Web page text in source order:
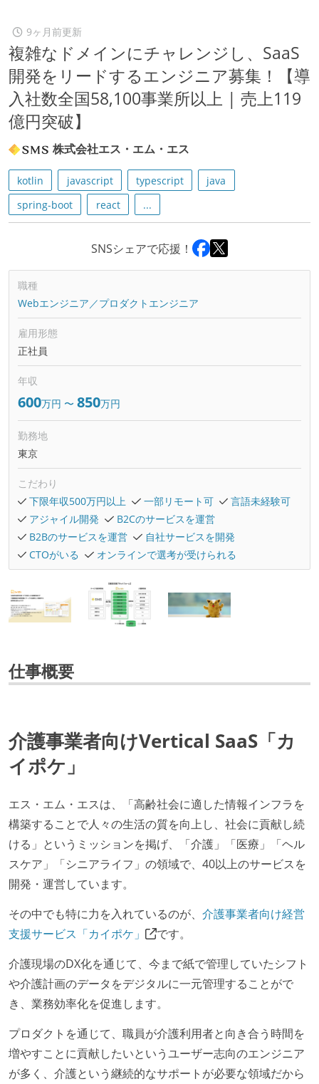
9ヶ月前更新
複雑なドメインにチャレンジし、SaaS
開発をリードするエンジニア募集！【導
入社数全国58,100事業所以上 | 売上119
億円突破】
株式会社エス・エム・エス
kotlin javascript typescript
java
spring-boot
react ...
SNSシェアで応援！
職種
Webエンジニア／プロダクトエンジニア
雇用形態
正社員
年収
600万円 〜 850万円
勤務地
東京
こだわり
下限年収500万円以上
一部リモート可
言語未経験可
アジャイル開発
B2Cのサービスを運営
B2Bのサービスを運営
自社サービスを開発
CTOがいる
オンラインで選考が受けられる
仕事概要
介護事業者向けVertical SaaS「カ
イポケ」
エス・エム・エスは、「高齢社会に適した情報インフラを
構築することで人々の生活の質を向上し、社会に貢献し続
ける」というミッションを掲げ、「介護」「医療」「ヘル
スケア」「シニアライフ」の領域で、40以上のサービスを
開発・運営しています。
その中でも特に力を入れているのが、 介護事業者向け経営
支援サービス「カイポケ」
です。
介護現場のDX化を通じて、今まで紙で管理していたシフト
や介護計画のデータをデジタルに一元管理することがで
き、業務効率化を促進します。
プロダクトを通じて、職員が介護利用者と向き合う時間を
増やすことに貢献したいというユーザー志向のエンジニア
が多く、介護という継続的なサポートが必要な領域だから